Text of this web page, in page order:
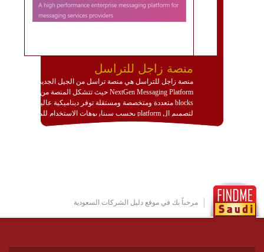
منصة زاجل للتراسل
منصة زاجل للتراسل هي منصة تراسل من الجيل الجديد
NextGen Messaging Platform حيث تتشكل المنصة من
blocks متعددة ومتخصصة ومستقلة توفر ديناميكية عالية
لتصميم ال platform بحسب سيناريوهات الاستخدام للمنصة
وتتوافق مع النشر والاستثمار ضمن بيئة استضافة dedicated
http://www.plutosms.com/zagel
مرحباً بك في موقع دليل الشركات السعودية